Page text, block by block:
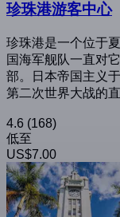
珍珠港游客中心
珍珠港是一个位于
国海军舰队一直对
部。日本帝国主义
第二次世界大战的直
4.6 (168)
低至
US$7.00